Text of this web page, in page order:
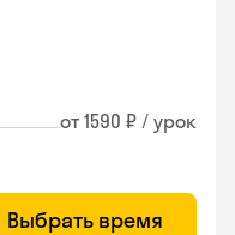
от 1590 ₽ / урок
Выбрать время